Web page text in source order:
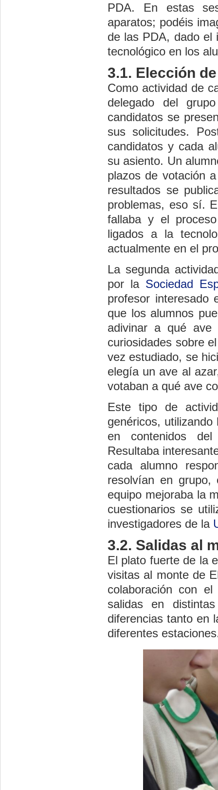
PDA. En estas
aparatos; podéis
de las PDA, dado el
tecnológico en los
3.1. Elección
Como actividad de
delegado del
candidatos se
sus solicitudes.
candidatos y cada
su asiento. Un
plazos de votación
resultados se
problemas, eso sí.
fallaba y el
ligados a la
actualmente en el
La segunda
por la Sociedad
profesor
que los alumnos
adivinar a qué ave
curiosidades sobre
vez estudiado, se
elegía un ave al
votaban a qué ave
Este tipo de
genéricos,
en contenidos del
Resultaba
cada alumno
resolvían en grupo,
equipo mejoraba la
cuestionarios se
investigadores de la
3.2. Salidas al
El plato fuerte de la
visitas al monte de
colaboración con
salidas en
diferencias tanto en
diferentes